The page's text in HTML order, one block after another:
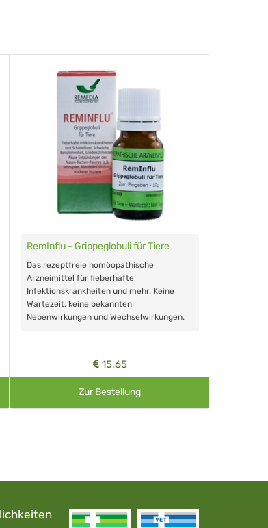
RemInflu - Grippeglobuli für Tiere
Das rezeptfreie homöopathische
Arzneimittel für fieberhafte
Infektionskrankheiten und mehr. Keine
Wartezeit, keine bekannten
Nebenwirkungen und Wechselwirkungen.
15,65
Zur Bestellung